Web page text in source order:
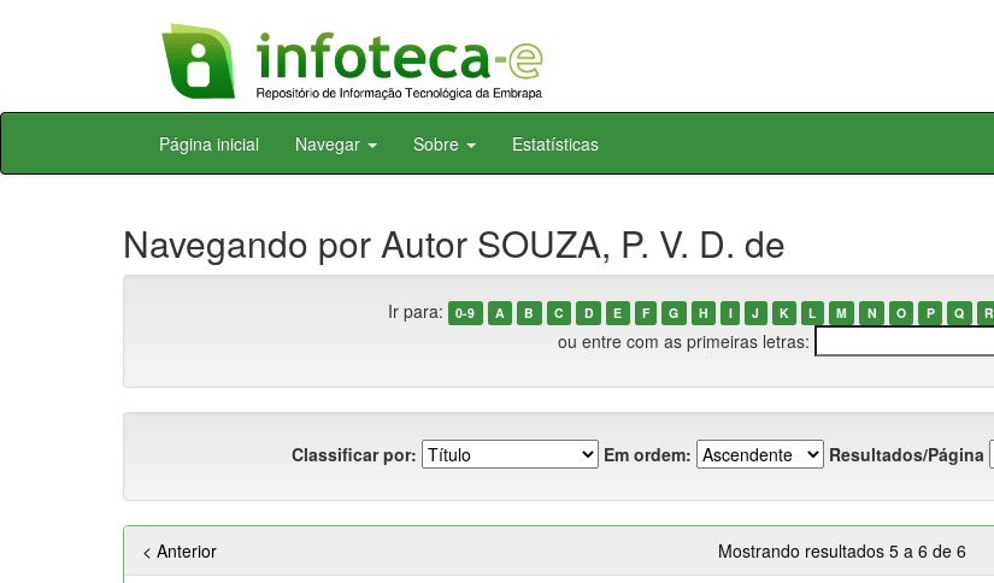
Skip
Página inicial Navegar Sobre Estatísticas
Navegando por Autor SOUZA, P. V. D. de
Ir para: 0-9 A B C D E F G H I J K L M N O P Q R
ou entre com as primeiras letras:
Classificar por: Em ordem: Resultados/Página
Mostrando resultados 5 a 6 de 6
< Anterior